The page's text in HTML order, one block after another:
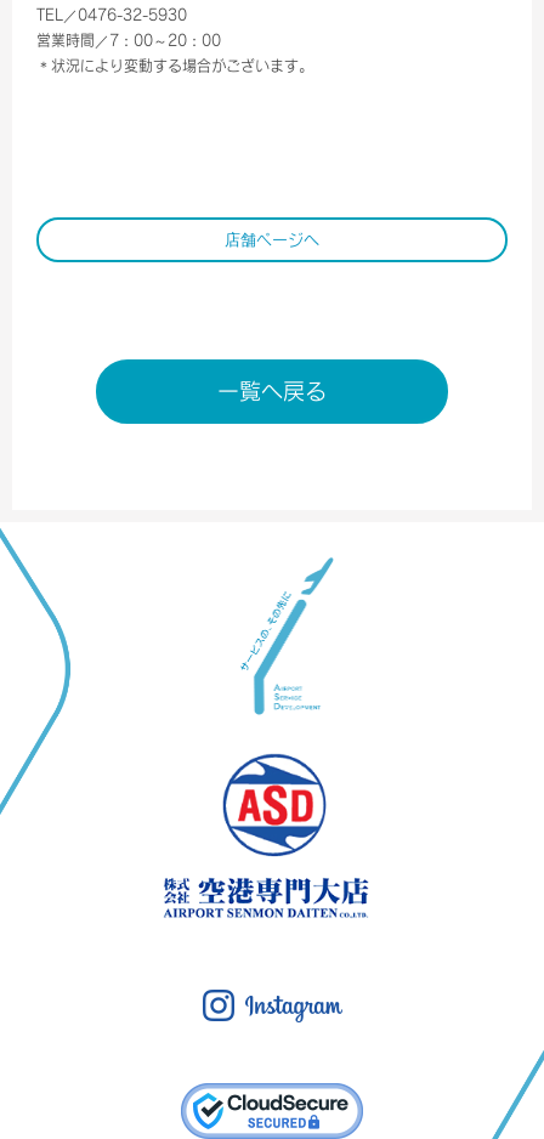
TEL／0476-32-5930
営業時間／7：00～20：00
＊状況により変動する場合がございます。
店舗ページへ
一覧へ戻る